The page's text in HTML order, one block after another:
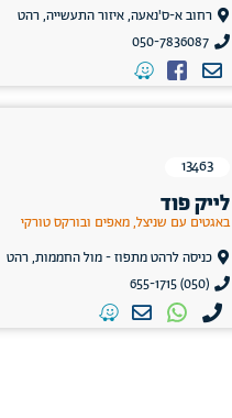
רחוב א-ס'נאעה, איזור התעשייה, רהט
050-7836087
13463
לייק פוד
באגטים עם שניצל, מאפים ובורקס טורקי
כניסה לרהט מתפוז - מול החממות, רהט
(050) 655-1715